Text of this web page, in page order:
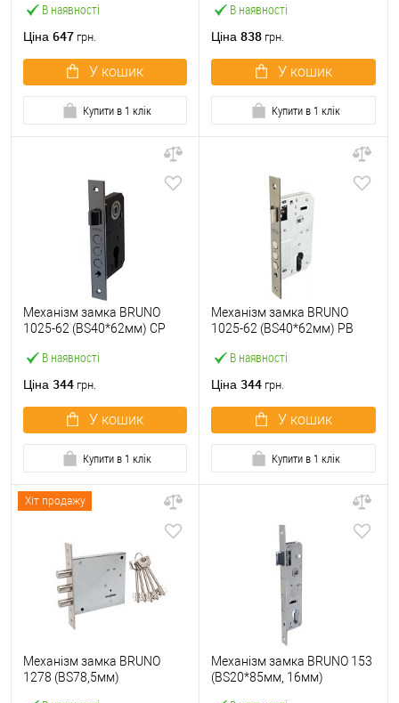
В наявності
Ціна 647 грн.
У кошик
Купити в 1 клік
В наявності
Ціна 838 грн.
У кошик
Купити в 1 клік
В наявності
Механізм замка BRUNO
1025-62 (BS40*62мм) CP
Ціна 344 грн.
У кошик
Купити в 1 клік
В наявності
Механізм замка BRUNO
1025-62 (BS40*62мм) PB
Ціна 344 грн.
У кошик
Купити в 1 клік
Хіт продажу
Механізм замка BRUNO
1278 (BS78,5мм)
Механізм замка BRUNO 153
(BS20*85мм, 16мм)